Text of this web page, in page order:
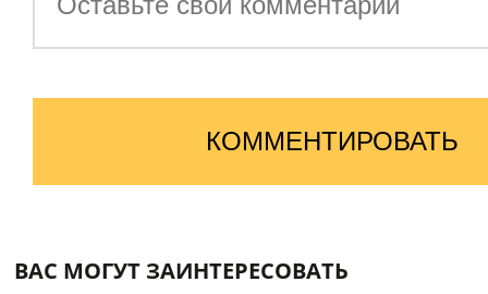
КОММЕНТИРОВАТЬ
ВАС МОГУТ ЗАИНТЕРЕСОВАТЬ